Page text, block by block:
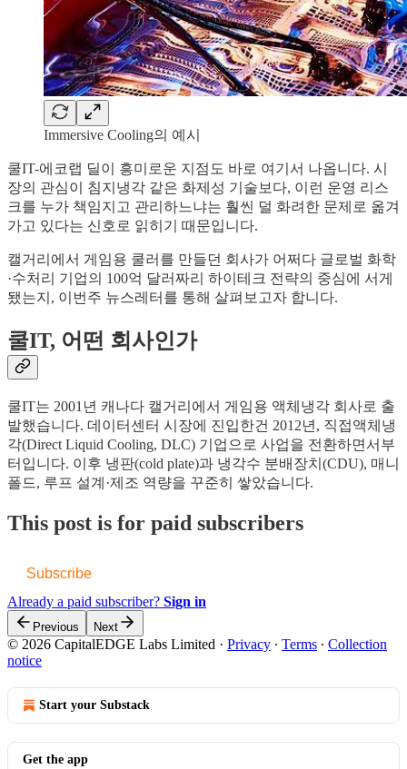
Immersive Cooling의 예시
쿨IT-에코랩 딜이 흥미로운 지점도 바로 여기서 나옵니다. 시
장의 관심이 침지냉각 같은 화제성 기술보다, 이런 운영 리스
크를 누가 책임지고 관리하느냐는 훨씬 덜 화려한 문제로 옮겨
가고 있다는 신호로 읽히기 때문입니다.
캘거리에서 게임용 쿨러를 만들던 회사가 어쩌다 글로벌 화학
·수처리 기업의 100억 달러짜리 하이테크 전략의 중심에 서게
됐는지, 이번주 뉴스레터를 통해 살펴보고자 합니다.
쿨IT, 어떤 회사인가
쿨IT는 2001년 캐나다 캘거리에서 게임용 액체냉각 회사로 출
발했습니다. 데이터센터 시장에 진입한건 2012년, 직접액체냉
각(Direct Liquid Cooling, DLC) 기업으로 사업을 전환하면서부
터입니다. 이후 냉판(cold plate)과 냉각수 분배장치(CDU), 매니
폴드, 루프 설계·제조 역량을 꾸준히 쌓았습니다.
This post is for paid subscribers
Subscribe
Already a paid subscriber? Sign in
Previous Next
© 2026 CapitalEDGE Labs Limited · Privacy ∙ Terms ∙ Collection
notice
Start your Substack
Get the app